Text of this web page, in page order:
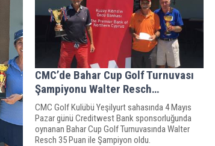
CMC’de Bahar Cup Golf Turnuvası
Şampiyonu Walter Resch…
CMC Golf Kulübü Yeşilyurt sahasında 4 Mayıs
Pazar günü Creditwest Bank sponsorluğunda
oynanan Bahar Cup Golf Turnuvasında Walter
Resch 35 Puan ile Şampiyon oldu.